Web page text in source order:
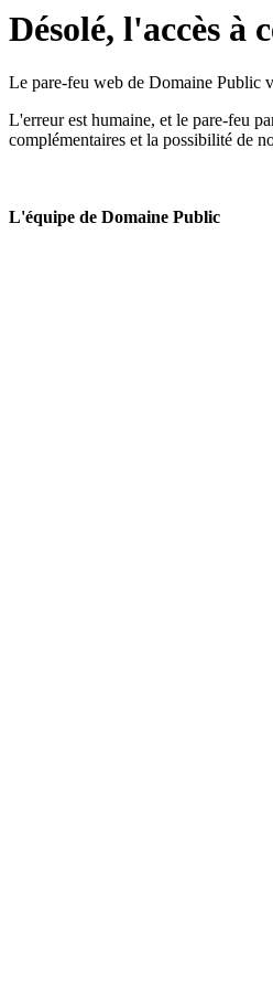
Désolé, l'accès à
Le pare-feu web de Domaine Public
L'erreur est humaine, et le pare-feu
complémentaires et la possibilité de
L'équipe de Domaine Public